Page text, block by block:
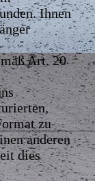
Ihnen
Art. 20
zu
anderen
dies